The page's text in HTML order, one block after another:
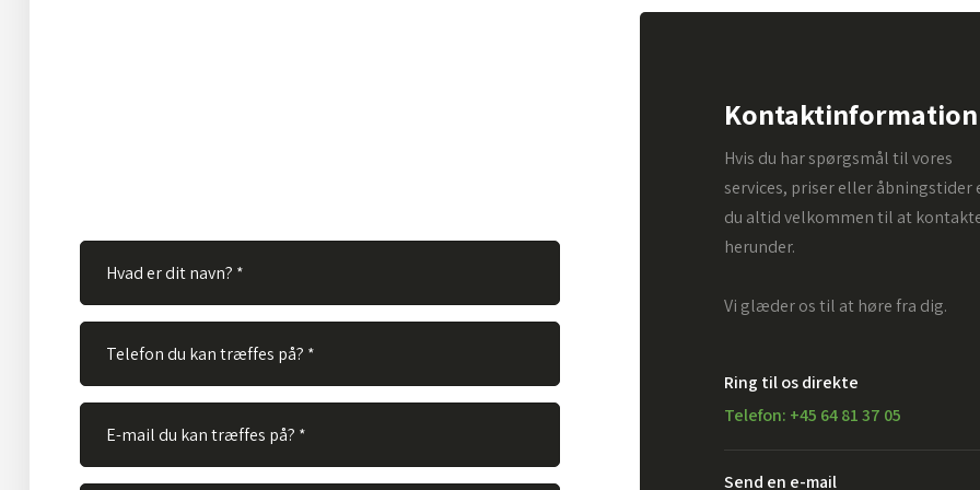
Kontaktinformation
Hvis du har spørgsmål til vores
services, priser eller åbningstider
du altid velkommen til at
herunder.
Vi glæder os til at høre fra dig.
Ring til os direkte
Telefon: +45 64 81 37 05
Send en e-mail​